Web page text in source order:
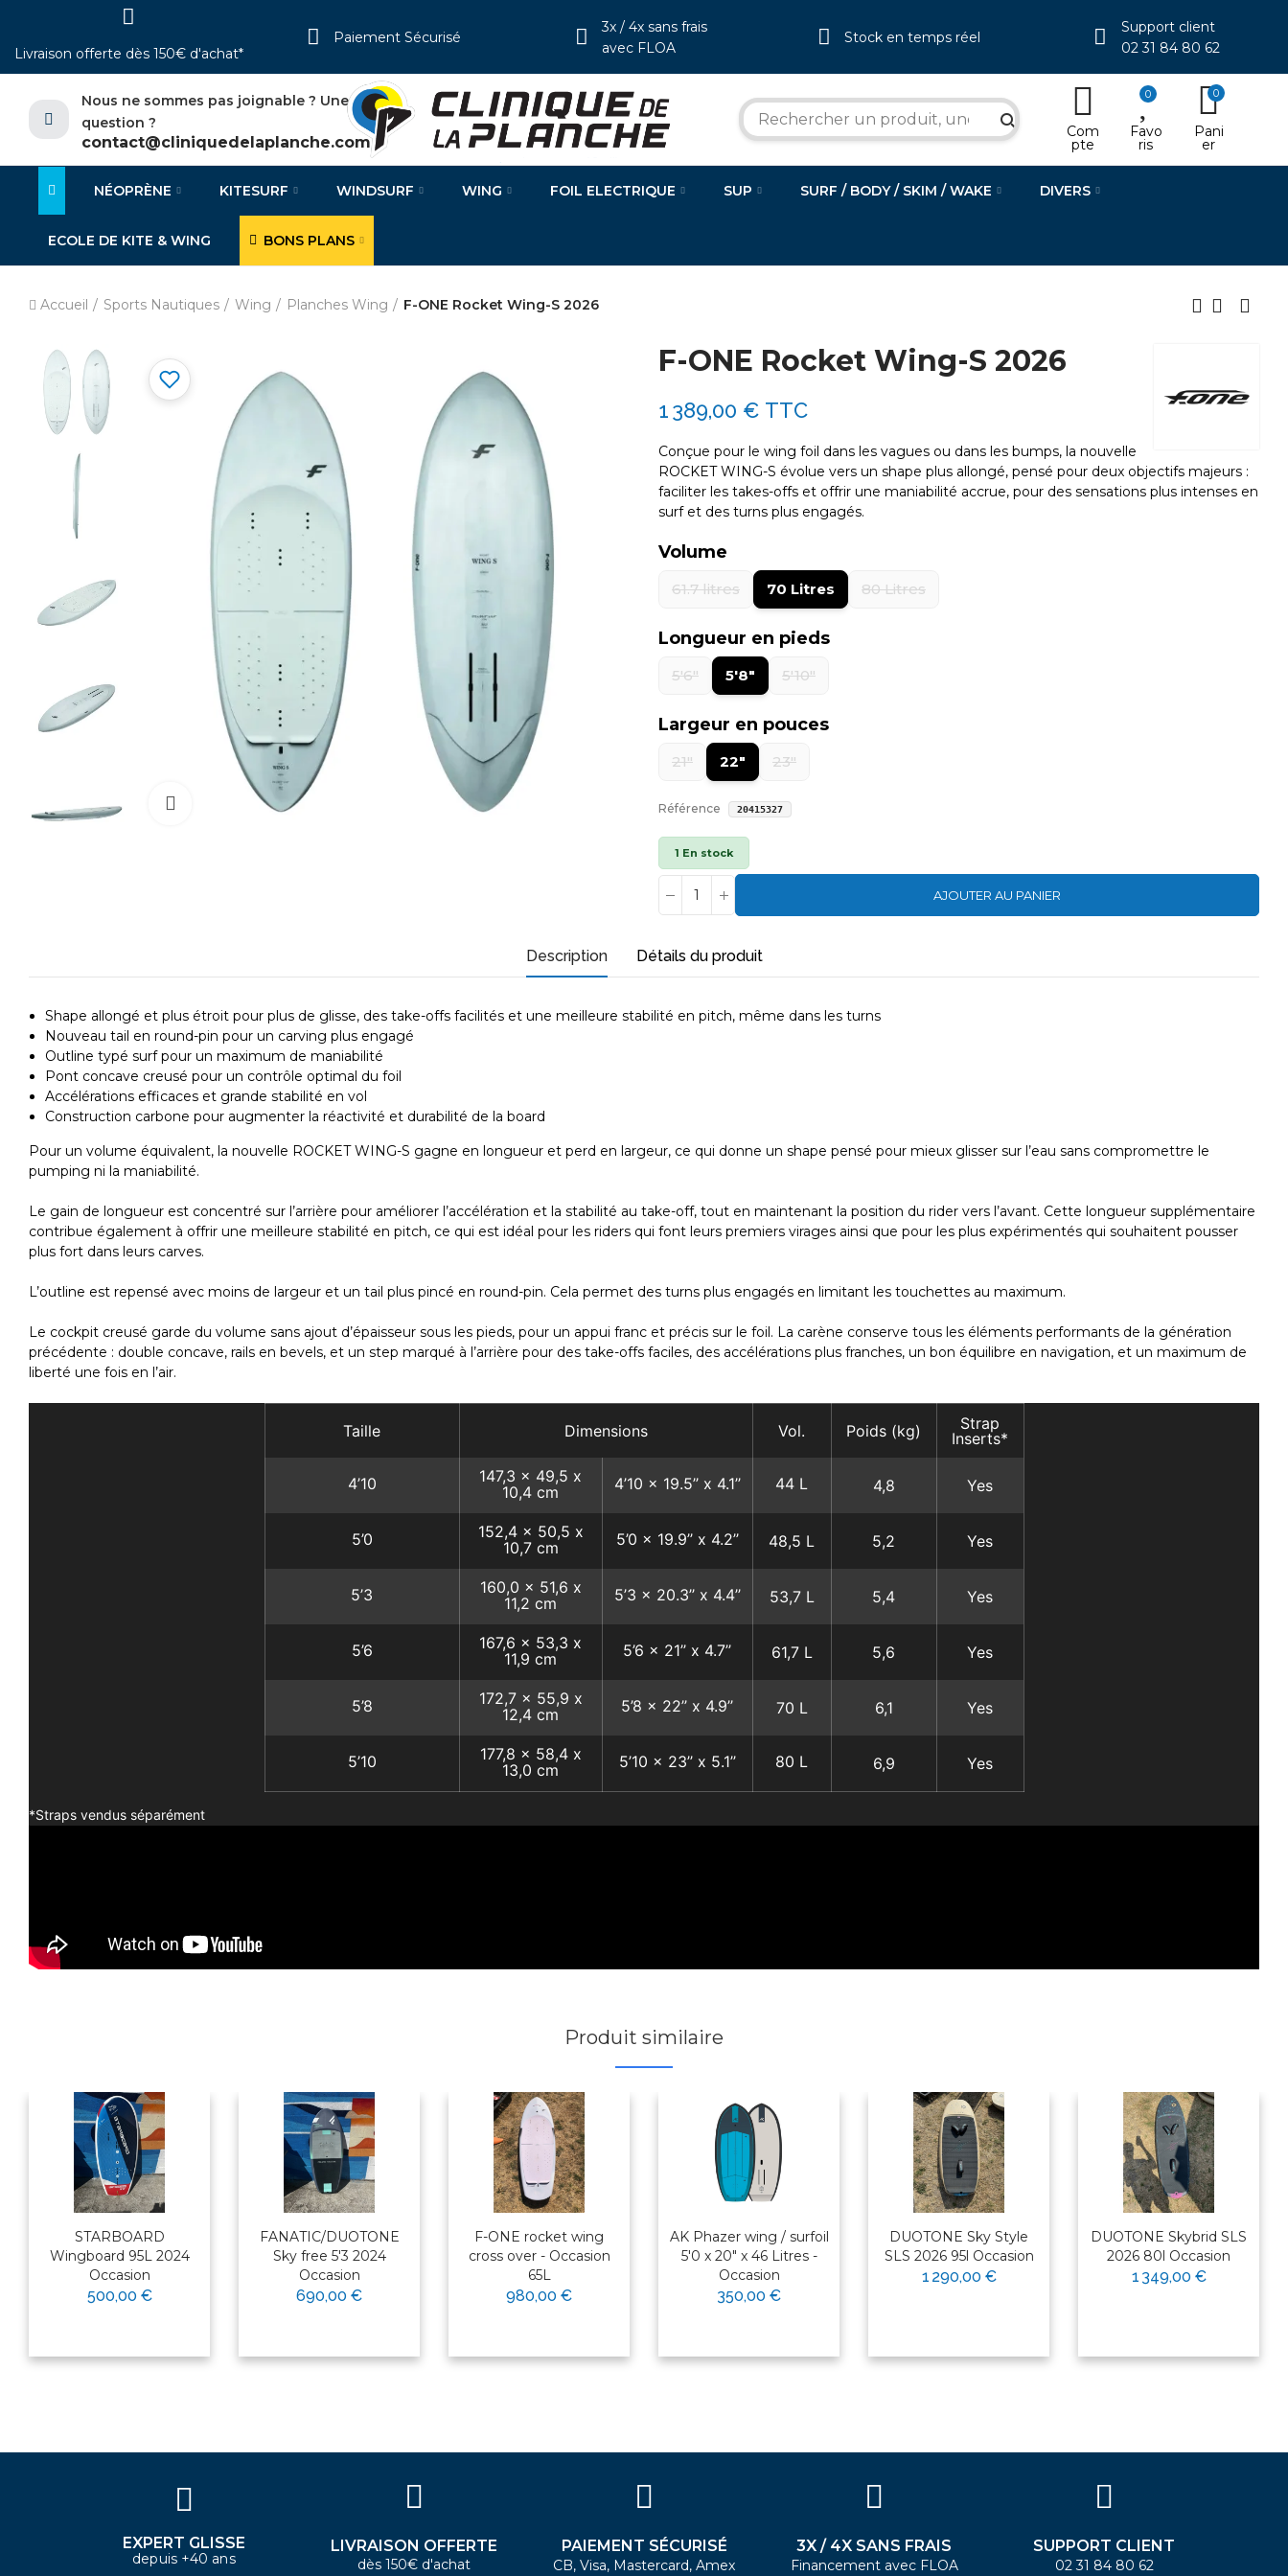
Livraison offerte dès 150€ d'achat*
Paiement Sécurisé
3x / 4x sans frais
avec FLOA
Stock en temps réel
Support client
02 31 84 80 62
Nous ne sommes pas joignable ? Une
question ?
contact@cliniquedelaplanche.com
search Com
pte
0
Favo
ris
0
Pani
er
NÉOPRÈNE KITESURF WINDSURF WING FOIL ELECTRIQUE SUP SURF / BODY / SKIM / WAKE DIVERS
ECOLE DE KITE & WING BONS PLANS
Accueil Sports Nautiques Wing Planches Wing F-ONE Rocket Wing-S 2026
Cliquez pour agrandir
F-ONE Rocket Wing-S 2026
1 389,00 € TTC
Conçue pour le wing foil dans les vagues ou dans les bumps, la nouvelle
ROCKET WING-S évolue vers un shape plus allongé, pensé pour deux objectifs majeurs :
faciliter les takes-offs et offrir une maniabilité accrue, pour des sensations plus intenses en
surf et des turns plus engagés.
Volume
61.7 litres 70 Litres 80 Litres
Longueur en pieds
5'6" 5'8" 5'10"
Largeur en pouces
21" 22" 23"
Référence 20415327
1 En stock
AJOUTER AU PANIER
Description Détails du produit
Shape allongé et plus étroit pour plus de glisse, des take-offs facilités et une meilleure stabilité en pitch, même dans les turns
Nouveau tail en round-pin pour un carving plus engagé
Outline typé surf pour un maximum de maniabilité
Pont concave creusé pour un contrôle optimal du foil
Accélérations efficaces et grande stabilité en vol
Construction carbone pour augmenter la réactivité et durabilité de la board
Pour un volume équivalent, la nouvelle ROCKET WING-S gagne en longueur et perd en largeur, ce qui donne un shape pensé pour mieux glisser sur l’eau sans compromettre le
pumping ni la maniabilité.
Le gain de longueur est concentré sur l’arrière pour améliorer l’accélération et la stabilité au take-off, tout en maintenant la position du rider vers l’avant. Cette longueur supplémentaire
contribue également à offrir une meilleure stabilité en pitch, ce qui est idéal pour les riders qui font leurs premiers virages ainsi que pour les plus expérimentés qui souhaitent pousser
plus fort dans leurs carves.
L’outline est repensé avec moins de largeur et un tail plus pincé en round-pin. Cela permet des turns plus engagés en limitant les touchettes au maximum.
Le cockpit creusé garde du volume sans ajout d’épaisseur sous les pieds, pour un appui franc et précis sur le foil. La carène conserve tous les éléments performants de la génération
précédente : double concave, rails en bevels, et un step marqué à l’arrière pour des take-offs faciles, des accélérations plus franches, un bon équilibre en navigation, et un maximum de
liberté une fois en l’air.
Taille Dimensions Vol. Poids (kg)
Strap
Inserts*
4’10
147,3 x 49,5 x
10,4 cm
4’10 x 19.5’’ x 4.1’’ 44 L 4,8 Yes
5’0
152,4 x 50,5 x
10,7 сm
5’0 x 19.9’’ x 4.2’’ 48,5 L 5,2 Yes
5’3
160,0 x 51,6 x
11,2 сm
5’3 x 20.3’’ x 4.4’’ 53,7 L 5,4 Yes
5’6
167,6 x 53,3 x
11,9 cm
5’6 x 21’’ x 4.7’’ 61,7 L 5,6 Yes
5’8
172,7 x 55,9 x
12,4 cm 5’8 x 22’’ x 4.9’’ 70 L 6,1 Yes
5’10
177,8 x 58,4 x
13,0 сm
5’10 x 23’’ x 5.1’’ 80 L 6,9 Yes
*Straps vendus séparément
Produit similaire
STARBOARD
Wingboard 95L 2024
Occasion
500,00 €
FANATIC/DUOTONE
Sky free 5'3 2024
Occasion
690,00 €
F-ONE rocket wing
cross over - Occasion
65L
980,00 €
AK Phazer wing / surfoil
5'0 x 20" x 46 Litres -
Occasion
350,00 €
DUOTONE Sky Style
SLS 2026 95l Occasion
1 290,00 €
DUOTONE Skybrid SLS
2026 80l Occasion
1 349,00 €
×
EXPERT GLISSE
depuis +40 ans
LIVRAISON OFFERTE
dès 150€ d'achat
PAIEMENT SÉCURISÉ
CB, Visa, Mastercard, Amex
3X / 4X SANS FRAIS
Financement avec FLOA
SUPPORT CLIENT
02 31 84 80 62